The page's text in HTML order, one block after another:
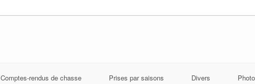
Comptes-rendus de chasse Prises par saisons Divers